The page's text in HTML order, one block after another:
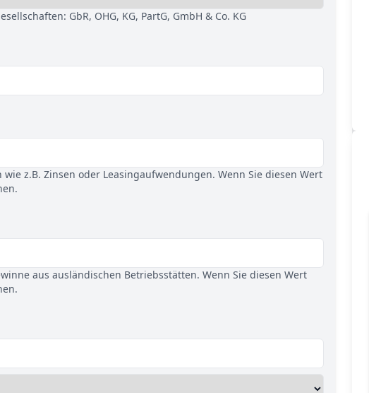
GbR, OHG, KG, PartG, GmbH & Co. KG
z.B. Zinsen oder Leasingaufwendungen. Wenn Sie diesen Wert
aus ausländischen Betriebsstätten. Wenn Sie diesen Wert